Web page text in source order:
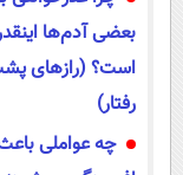
بعضی آدم‌ها
است؟ (رازهای
رفتار)
چه عواملی